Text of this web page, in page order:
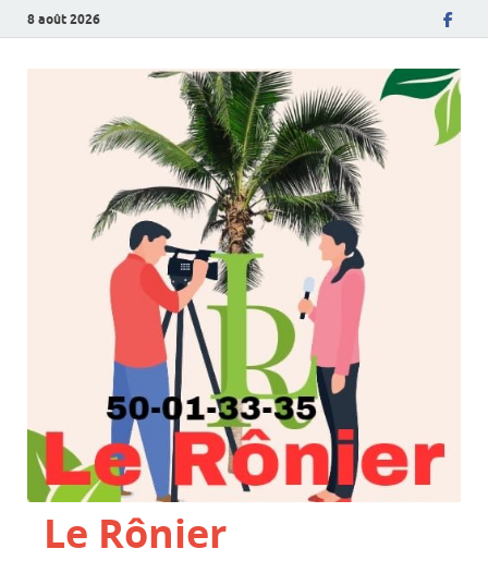
8 août 2026
Le Rônier